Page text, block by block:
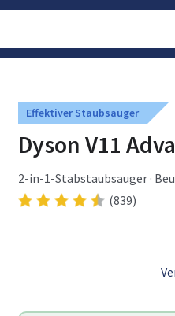
Effektiver Staubsauger
Dyson V11
2-in-1-Stabstaubsauger ·
Vinyl · Holzboden(839)